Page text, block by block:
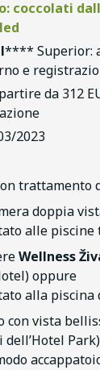
coccolati
**** Superior:
e
da 312
2023
trattamento
doppia
alle piscine
Wellness
oppure
alla piscina
con vista
Park)